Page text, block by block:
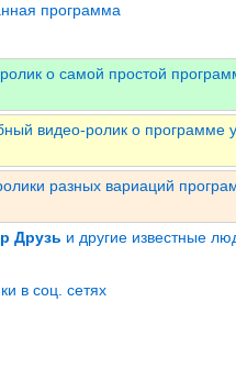
программа
о самой простой
видео-ролик о программе
разных вариаций
Друзь и другие известные
в соц. сетях